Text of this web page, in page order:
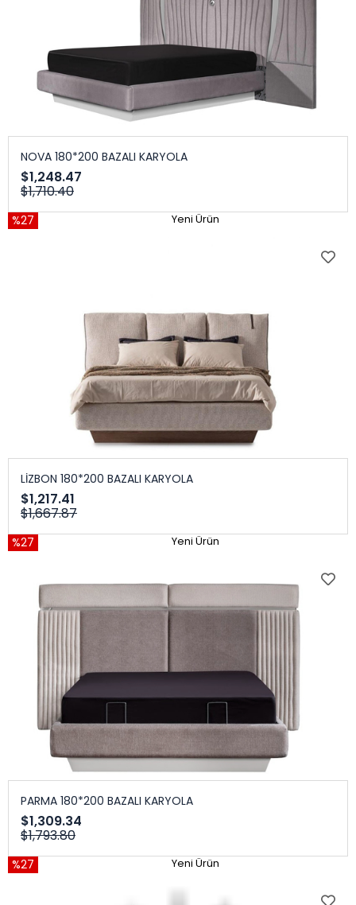
NOVA 180*200 BAZALI KARYOLA
$1,248.47
$1,710.40
%27 Yeni Ürün
LİZBON 180*200 BAZALI KARYOLA
$1,217.41
$1,667.87
%27 Yeni Ürün
PARMA 180*200 BAZALI KARYOLA
$1,309.34
$1,793.80
%27 Yeni Ürün